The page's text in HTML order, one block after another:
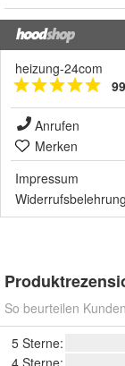
heizung-24com
Anrufen
Merken
Impressum
Widerrufsbelehrung
So beurteilen
5 Sterne: